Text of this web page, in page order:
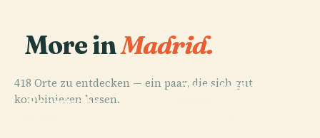
More inMadrid.
418 Orte zu entdecken — ein paar, die sich gut
kombinieren lassen.
PLACE
Spanische
Arqueológico